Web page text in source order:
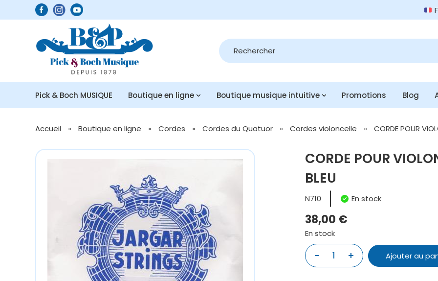
Recherche
de
produits
Pick & Boch MUSIQUE Boutique en ligne Boutique musique intuitive Promotions Blog
Accueil » Boutique en ligne » Cordes » Cordes du Quatuor » Cordes violoncelle » CORDE POUR
CORDE POUR
BLEU
N710 En stock
38,00 €
En stock
-
quantité+ Ajouter au